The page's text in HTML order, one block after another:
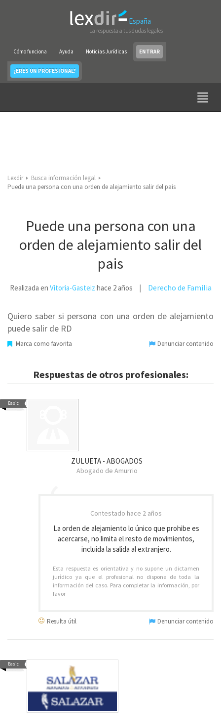
España
La respuesta a tus dudas legales
Cómo funciona Ayuda Noticias Jurídicas ENTRAR
¿ERES UN PROFESIONAL?
Lexdir
Busca información legal
Puede una persona con una orden de alejamiento salir del pais
Puede una persona con una
orden de alejamiento salir del
pais
Realizada en Vitoria-Gasteiz hace 2 años Derecho de Familia
Quiero saber si persona con una orden de alejamiento
puede salir de RD
Marca como favorita Denunciar contenido
Respuestas de otros profesionales:
Basic
ZULUETA - ABOGADOS
Abogado de Amurrio
Contestado hace 2 años
La orden de alejamiento lo único que prohibe es
acercarse, no limita el resto de movimientos,
incluida la salida al extranjero.
Esta respuesta es orientativa y no supone un dictamen
jurídico ya que el profesional no dispone de toda la
información del caso. Para completar la información, por
favor
Resulta útil Denunciar contenido
Basic